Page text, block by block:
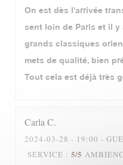
On est dès l'arrivée
sent loin de Paris et il y
grands classiques
mets de qualité, bien
Tout cela est déjà très
CarlaC
2024-03-28 - 19:00 -
SERVICE : 5/5